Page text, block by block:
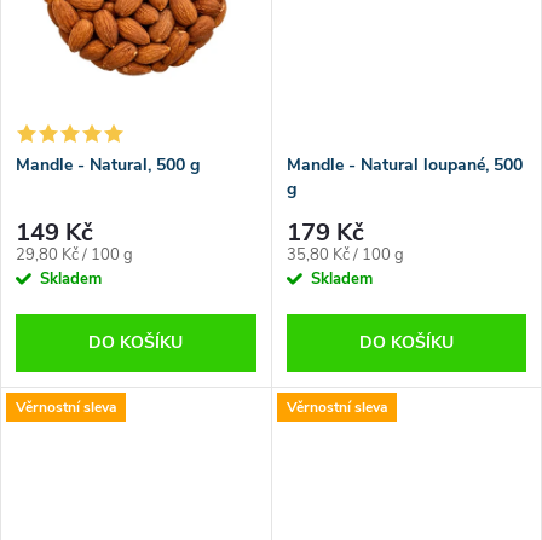
Mandle - Natural, 500 g
149 Kč
Měrná
cena:
29,80 Kč / 100 g
Skladem
DO KOŠÍKU
Mandle - Natural loupané, 500
g
179 Kč
Měrná
cena:
35,80 Kč / 100 g
Skladem
DO KOŠÍKU
Věrnostní sleva Věrnostní sleva